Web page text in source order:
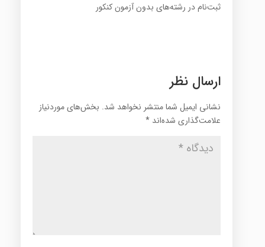
ثبت‌نام در رشته‌های بدون آزمون کنکور
ارسال نظر
نشانی ایمیل شما منتشر نخواهد شد. بخش‌های موردنیاز
علامت‌گذاری شده‌اند *